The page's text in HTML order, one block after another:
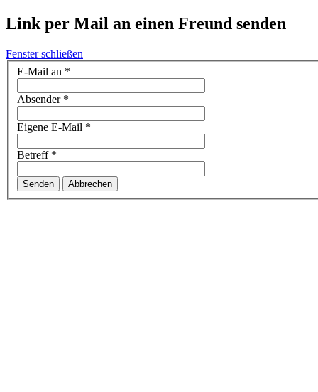
Link per Mail an einen Freund senden
Fenster schließen
E-Mail an *
Absender*
Eigene E-Mail *
Betreff*
Senden Abbrechen